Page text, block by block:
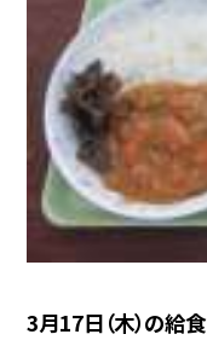
3月17日（木）の給食